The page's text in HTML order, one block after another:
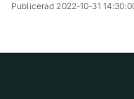
Publicerad 2022-10-31